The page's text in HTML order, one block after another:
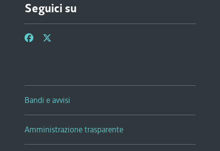
Seguici su
Bandi e avvisi
Amministrazione trasparente